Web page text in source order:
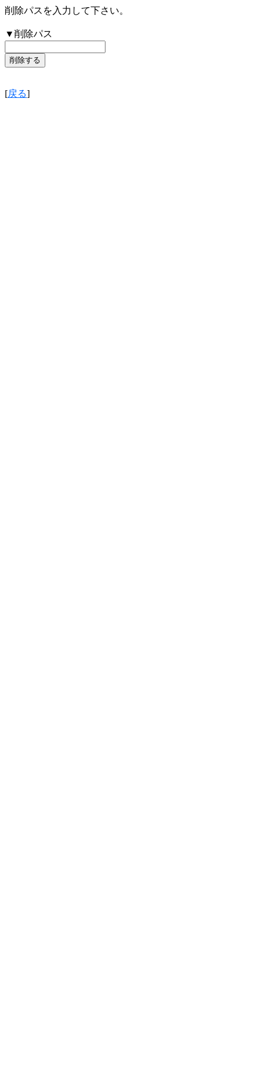
削除パスを入力して下さい。
▼削除パス
[戻る]